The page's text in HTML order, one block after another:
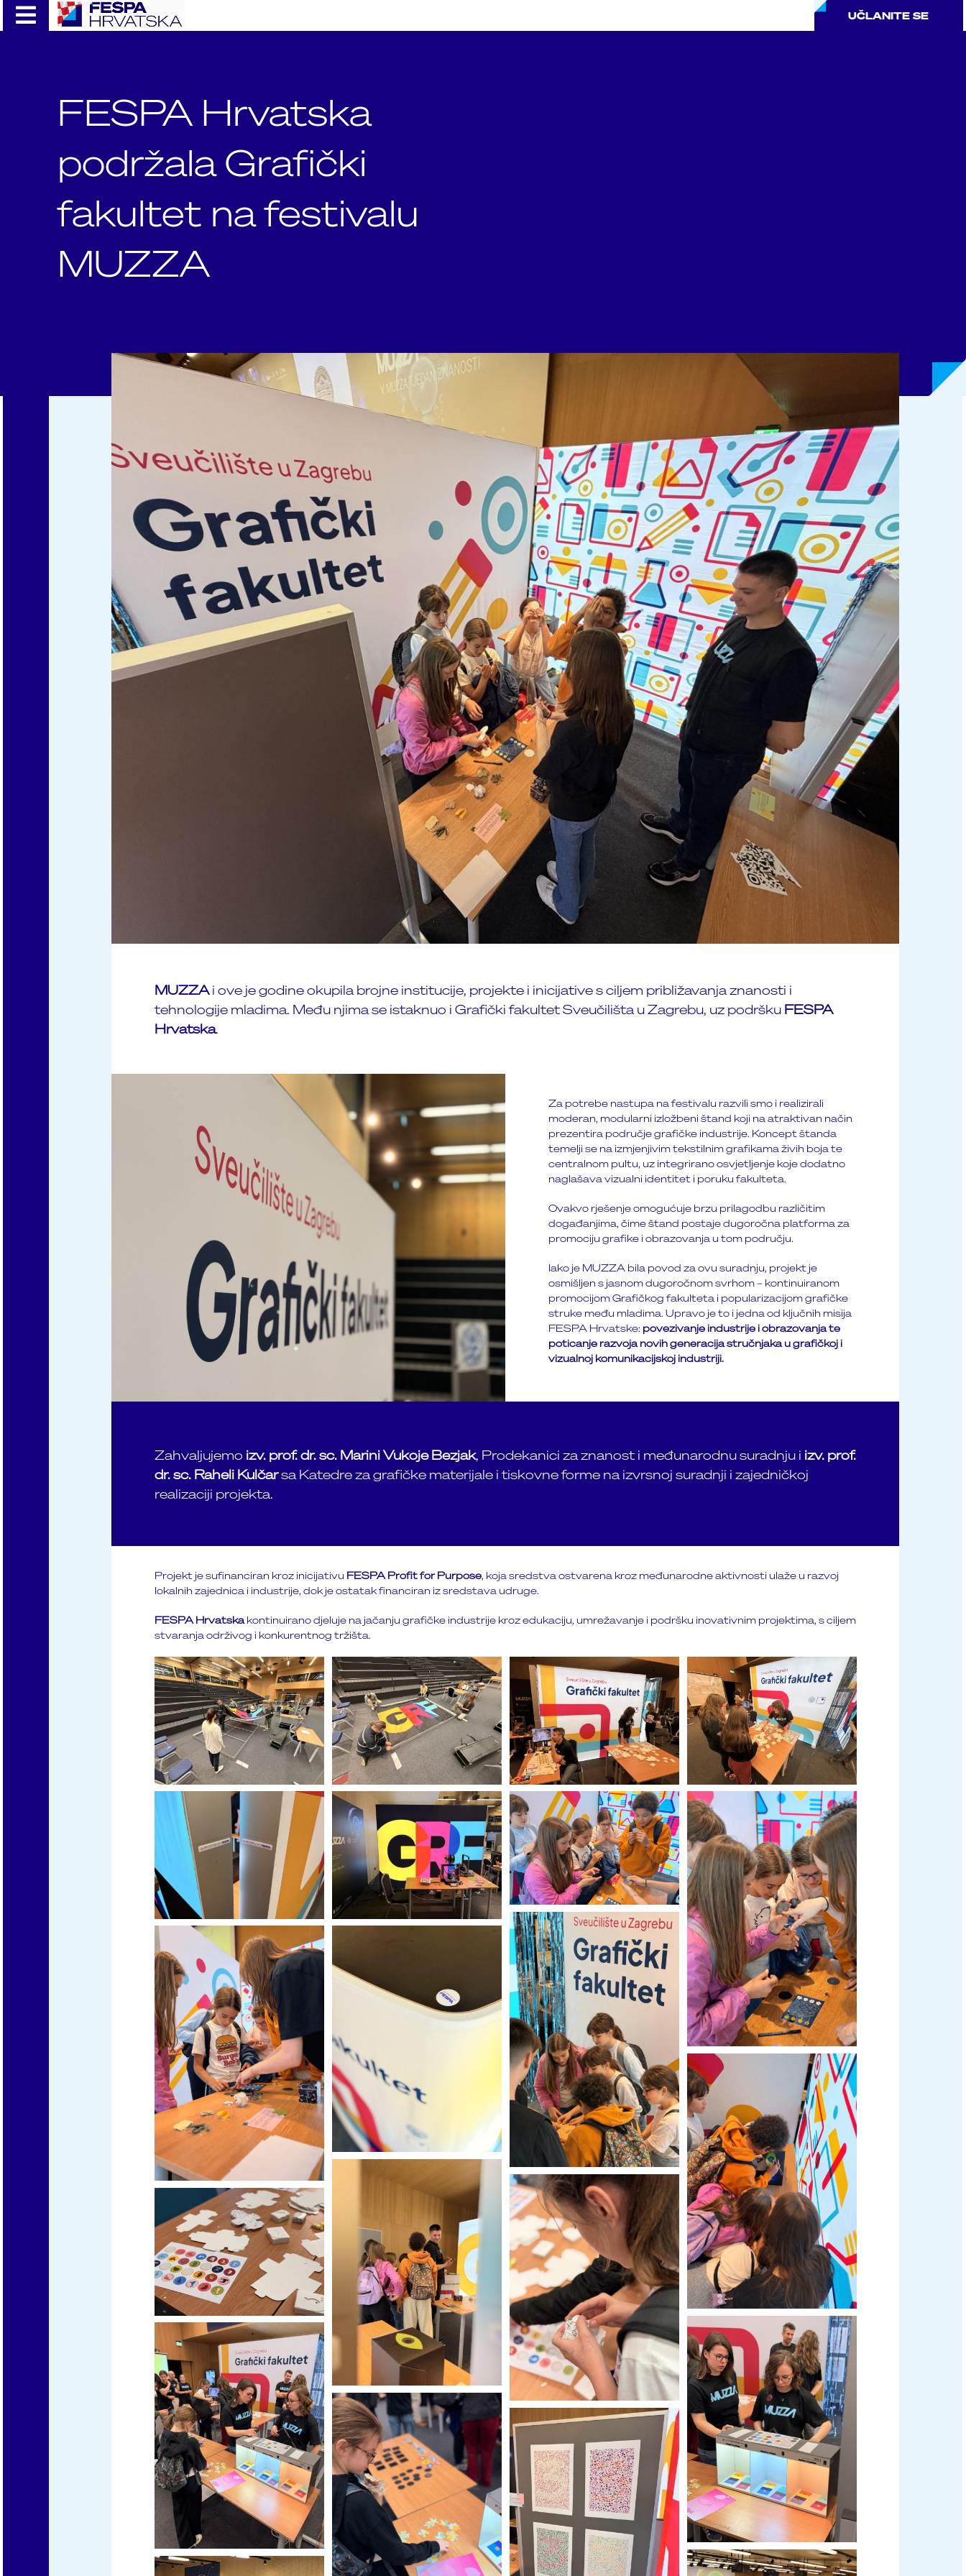
Skip
UČLANITE SE
FESPA Hrvatska
podržala Grafički
fakultet na festivalu
MUZZA
MUZZAi ove je godine okupila brojne institucije, projekte i inicijative s ciljem približavanja znanosti i
tehnologije mladima. Među njima se istaknuo i Grafički fakultet Sveučilišta u Zagrebu, uz podršku FESPA
Hrvatska.
Za potrebe nastupa na festivalu razvili smo i realizirali
moderan, modularni izložbeni štand koji na atraktivan način
prezentira područje grafičke industrije. Koncept štanda
temelji se na izmjenjivim tekstilnim grafikama živih boja te
centralnom pultu, uz integrirano osvjetljenje koje dodatno
naglašava vizualni identitet i poruku fakulteta.
Ovakvo rješenje omogućuje brzu prilagodbu različitim
događanjima, čime štand postaje dugoročna platforma za
promociju grafike i obrazovanja u tom području.
Iako je MUZZA bila povod za ovu suradnju, projekt je
osmišljen s jasnom dugoročnom svrhom – kontinuiranom
promocijom Grafičkog fakulteta i popularizacijom grafičke
struke među mladima. Upravo je to i jedna od ključnih misija
FESPA Hrvatske: povezivanje industrije i obrazovanja te
poticanje razvoja novih generacija stručnjaka u grafičkoj i
vizualnoj komunikacijskoj industriji.
Zahvaljujemo izv. prof. dr. sc. Marini Vukoje Bezjak, Prodekanici za znanost i međunarodnu suradnju i izv. prof.
dr. sc. Raheli Kulčarsa Katedre za grafičke materijale i tiskovne forme na izvrsnoj suradnji i zajedničkoj
realizaciji projekta.
Projekt je sufinanciran kroz inicijativu FESPA Profit for Purpose, koja sredstva ostvarena kroz međunarodne aktivnosti ulaže u razvoj
lokalnih zajednica i industrije, dok je ostatak financiran iz sredstava udruge.
FESPA Hrvatskakontinuirano djeluje na jačanju grafičke industrije kroz edukaciju, umrežavanje i podršku inovativnim projektima, s ciljem
stvaranja održivog i konkurentnog tržišta.